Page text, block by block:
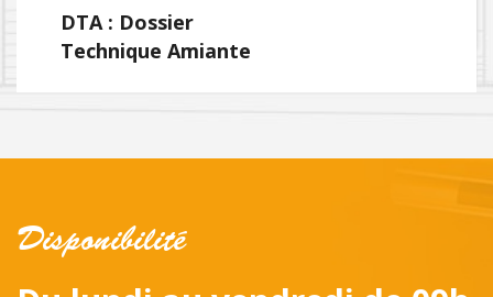
DTA : Dossier
Technique Amiante
Disponibilité